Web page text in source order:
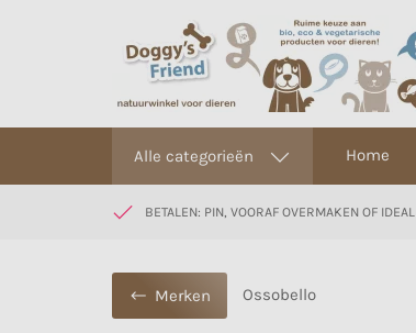
Alle categorieën Home
BETALEN: PIN, VOORAF OVERMAKEN OF IDEAL
Merken Ossobello